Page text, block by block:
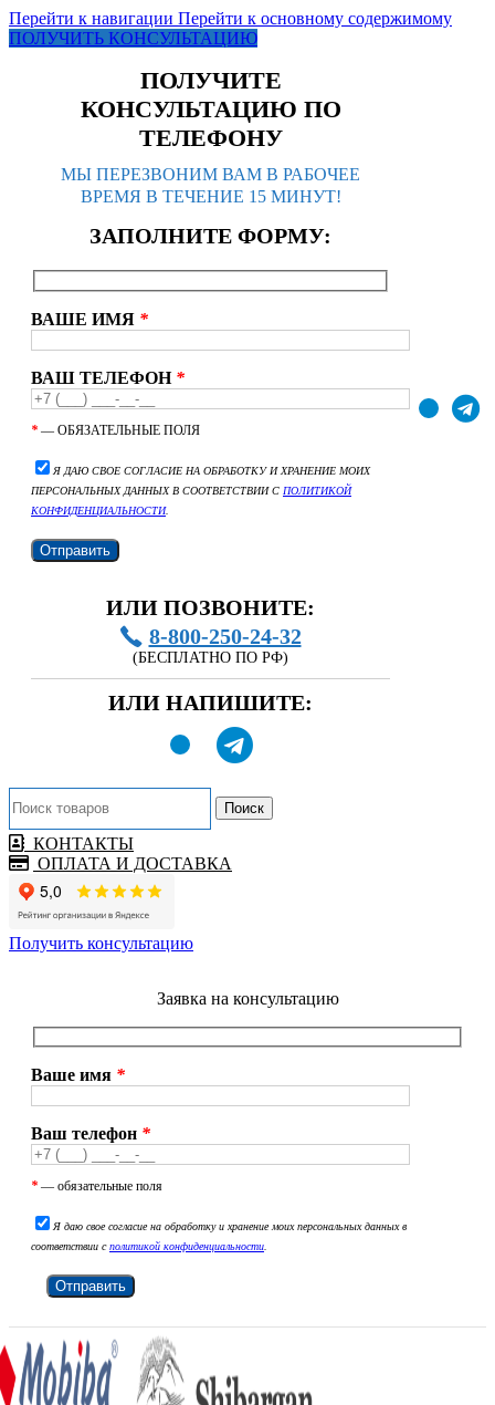
Перейти к навигации Перейти к основному содержимому
ПОЛУЧИТЬ КОНСУЛЬТАЦИЮ
ПОЛУЧИТЕ
КОНСУЛЬТАЦИЮ ПО
ТЕЛЕФОНУ
МЫ ПЕРЕЗВОНИМ ВАМ В РАБОЧЕЕ
ВРЕМЯ В ТЕЧЕНИЕ 15 МИНУТ!
ЗАПОЛНИТЕ ФОРМУ:
ВАШЕ ИМЯ *
ВАШ ТЕЛЕФОН *
* — ОБЯЗАТЕЛЬНЫЕ ПОЛЯ
Я ДАЮ СВОЕ СОГЛАСИЕ НА ОБРАБОТКУ И ХРАНЕНИЕ МОИХ
ПЕРСОНАЛЬНЫХ ДАННЫХ В СООТВЕТСТВИИ С ПОЛИТИКОЙ
КОНФИДЕНЦИАЛЬНОСТИ.
ИЛИ ПОЗВОНИТЕ:
8-800-250-24-32
(БЕСПЛАТНО ПО РФ)
ИЛИ НАПИШИТЕ:
Поиск
КОНТАКТЫ
ОПЛАТА И ДОСТАВКА
Получить консультацию
Заявка на консультацию
Ваше имя *
Ваш телефон *
* — обязательные поля
Я даю свое согласие на обработку и хранение моих персональных данных в
соответствии сполитикой конфиденциальности